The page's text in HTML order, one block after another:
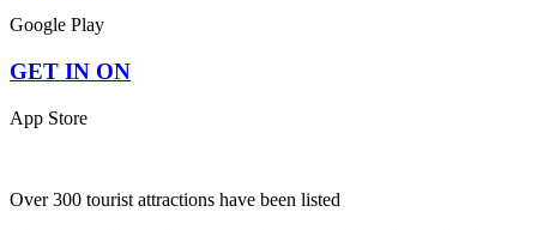
Google Play
GET IN ON
App Store
Over 300 tourist attractions have been listed